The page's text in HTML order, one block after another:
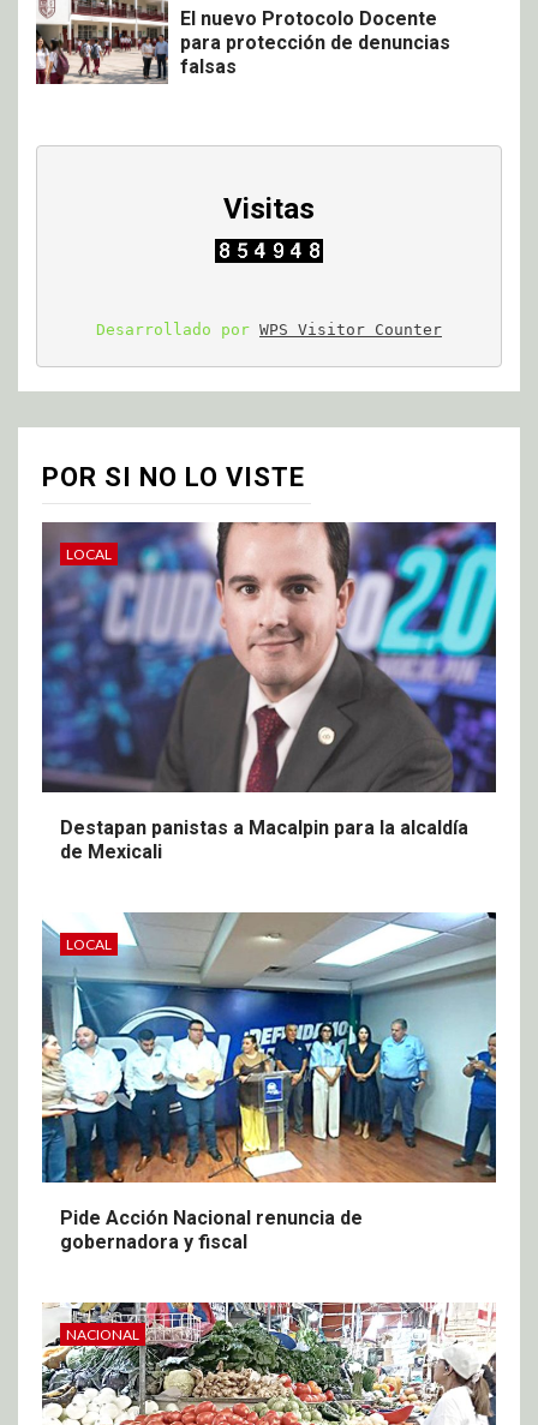
El nuevo Protocolo Docente
para protección de denuncias
falsas
Visitas
Desarrollado por WPS Visitor Counter
POR SI NO LO VISTE
LOCAL
Destapan panistas a Macalpin para la alcaldía
de Mexicali
LOCAL
Pide Acción Nacional renuncia de
gobernadora y fiscal
NACIONAL